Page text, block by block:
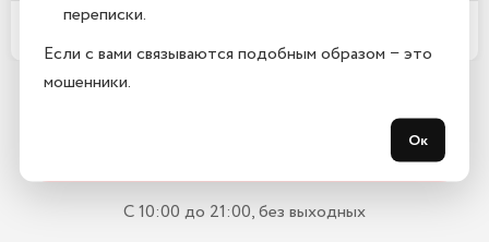
Какой срок гарантии?
С 10:00 до 21:00, без выходных
переписки.
Если с вами связываются подобным образом − это
мошенники.
Ок